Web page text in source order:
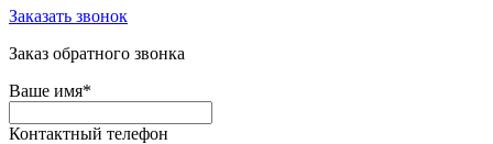
Заказать звонок
Заказ обратного звонка
Ваше имя*
Контактный телефон